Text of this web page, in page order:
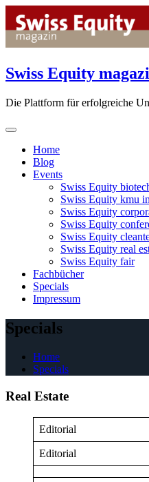
content
Swiss Equity
Die Plattform für erfolgreiche
Home
Blog
Events
Swiss Equity
Swiss Equity kmu
Swiss Equity
Swiss Equity
Swiss Equity
Swiss Equity real
Swiss Equity fair
Fachbücher
Specials
Impressum
Specials
Home
Specials
Real Estate
Editorial
Editorial